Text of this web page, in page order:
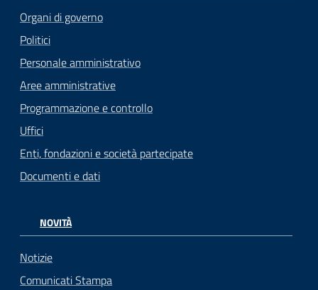
Organi di governo
Politici
Personale amministrativo
Aree amministrative
Programmazione e controllo
Uffici
Enti, fondazioni e società partecipate
Documenti e dati
NOVITÀ
Notizie
Comunicati Stampa